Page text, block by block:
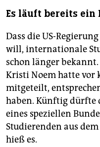
Es läuft bereits ein
Dass die US-
will, internationale
schon länger
Kristi Noem hatte vor
mitgeteilt,
haben. Künftig dürfte
eines speziellen
Studierenden aus
hieß es.